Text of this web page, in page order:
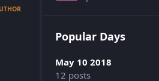
Popular Days
May 10 2018
12 posts